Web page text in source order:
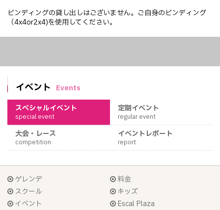
ビンディングの貸し出しはございません。ご自身のビンディング
（4x4or2x4)を使用してください。
イベント
Events
スペシャルイベント
special event
定期イベント
regular event
大会・レース
competition
イベントレポート
report
ゲレンデ
料金
スクール
キッズ
イベント
Escal Plaza